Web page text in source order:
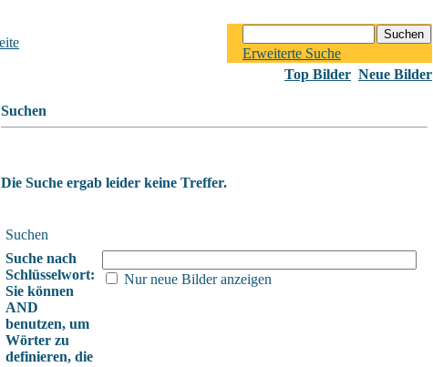
Erweiterte Suche
Top Bilder Neue Bilder
Suchen
Die Suche ergab leider keine Treffer.
Suchen
Suche nach
Schlüsselwort:
Sie können
AND
benutzen, um
Wörter zu
definieren, die
Nur neue Bilder anzeigen